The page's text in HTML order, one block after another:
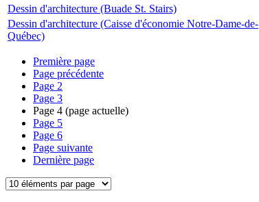
Dessin d'architecture (Buade St. Stairs)
Dessin d'architecture (Caisse d'économie Notre-Dame-de-
Québec)
Première page
Page précédente
Page 2
Page 3
Page 4 (page actuelle)
Page 5
Page 6
Page suivante
Dernière page